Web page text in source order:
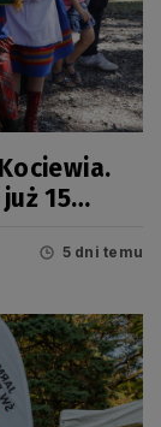
15
5 dni temu